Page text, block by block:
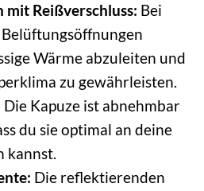
Reißverschluss: Bei
Wärme abzuleiten und
zu gewährleisten.
Die Kapuze ist abnehmbar
du sie optimal an deine
kannst.
Die reflektierenden